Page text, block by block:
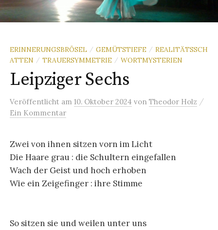
ERINNERUNGSBRÖSEL / GEMÜTSTIEFE / REALITÄTSSCH
ATTEN / TRAUERSYMMETRIE / WORTMYSTERIEN
Leipziger Sechs
Veröffentlicht am 10. Oktober 2024 von Theodor Holz /
Ein Kommentar
Zwei von ihnen sitzen vorn im Licht
Die Haare grau : die Schultern eingefallen
Wach der Geist und hoch erhoben
Wie ein Zeigefinger : ihre Stimme
So sitzen sie und weilen unter uns